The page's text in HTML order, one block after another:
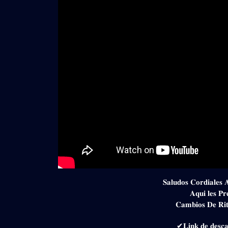
𝐒𝐚𝐥𝐮𝐝𝐨𝐬 𝐂𝐨𝐫𝐝𝐢𝐚𝐥𝐞𝐬
𝐀𝐪𝐮𝐢 𝐥𝐞𝐬
𝐂𝐚𝐦𝐛𝐢𝐨𝐬 𝐃𝐞
✔𝐋𝐢𝐧𝐤 𝐝𝐞